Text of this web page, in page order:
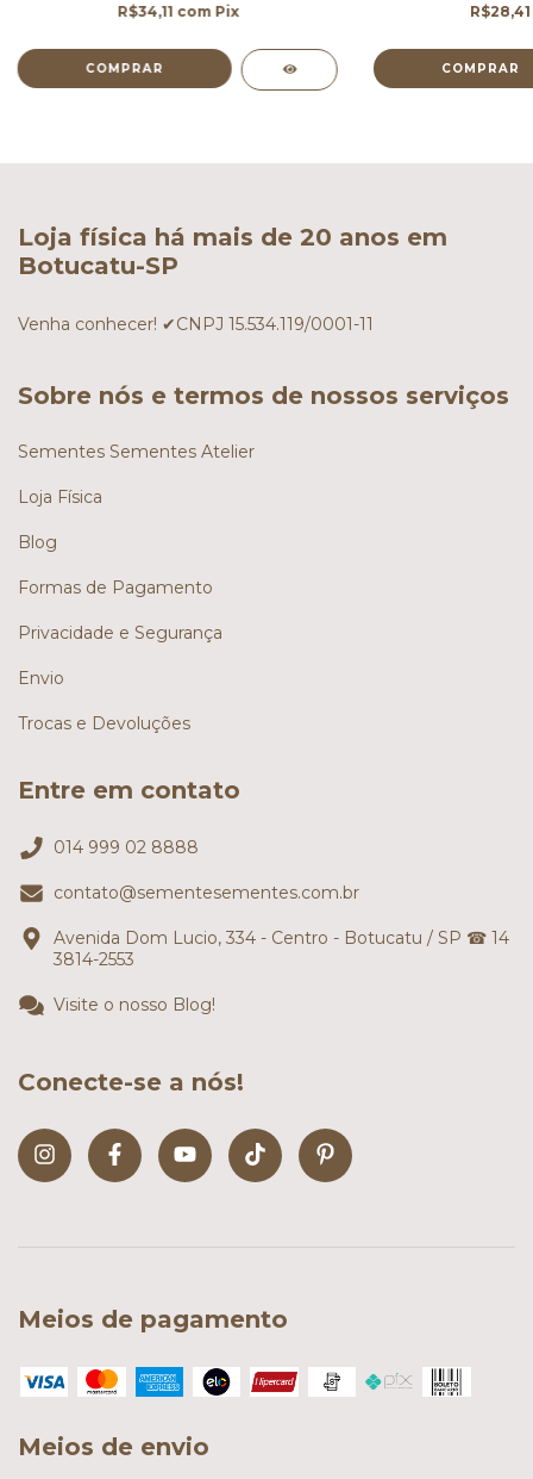
R$34,11 com Pix R$28,41
Loja física há mais de 20 anos em
Botucatu-SP
Venha conhecer! ✔CNPJ 15.534.119/0001-11
Sobre nós e termos de nossos serviços
Sementes Sementes Atelier
Loja Física
Blog
Formas de Pagamento
Privacidade e Segurança
Envio
Trocas e Devoluções
Entre em contato
014 999 02 8888
contato@sementesementes.com.br
Avenida Dom Lucio, 334 - Centro - Botucatu / SP ☎ 14
3814-2553
Visite o nosso Blog!
Conecte-se a nós!
Meios de pagamento
Meios de envio